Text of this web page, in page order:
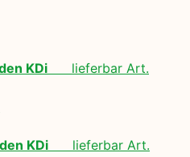
KDi lieferbar Art.
KDi lieferbar Art.